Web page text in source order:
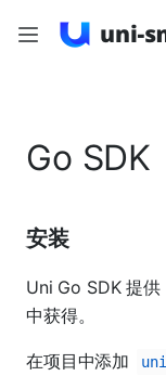
Go SDK
安装
Uni Go SDK 提
中获得。
在项目中添加